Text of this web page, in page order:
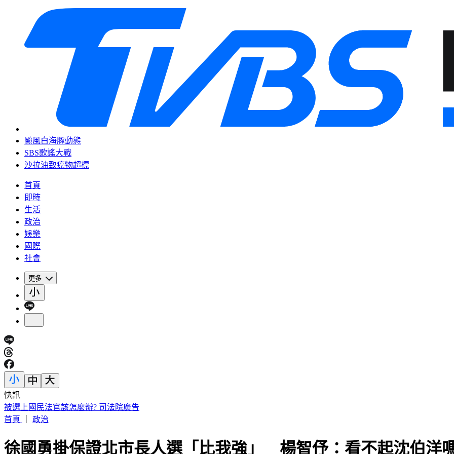
颱風白海豚動態
SBS歌謠大戰
沙拉油致癌物超標
首頁
即時
生活
政治
娛樂
國際
社會
更多
快訊
被選上國民法官該怎麼辦? 司法院廣告
首頁
政治
徐國勇掛保證北市長人選「比我強」 楊智伃：看不起沈伯洋